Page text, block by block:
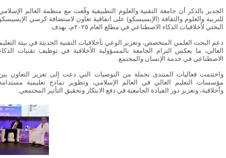
الجدير بالذكر أن جامعة التقنية والعلوم التطبيقية وقّعت مع منظمة العالم
للتربية والعلوم والثقافة (الإيسيسكو) على اتفاقية تعاون لاستضافة كرسي
البحثي لأخلاقيات الذكاء الاصطناعي في مطلع العام ٢٠٢٥م، بهدف
دعم البحث العلمي المتخصص، وتعزيز الوعي بأخلاقيات التقنية الحديثة في بيئة
العالي، ما يعكس التزام الجامعة بالمسؤولية الأخلاقية في توظيف تقنيات
الاصطناعي في خدمة الإنسان والمجتمع.
واختتمت فعاليات المنتدى بجملة من التوصيات التي دعت إلى تعزيز التعاون
مؤسسات التعليم العالي في العالم الإسلامي، وتطوير نماذج تعليمية
وأخلاقية، وتعزيز دور القيادة الجامعية في دفع الابتكار وتحقيق التأثير المجتمعي.